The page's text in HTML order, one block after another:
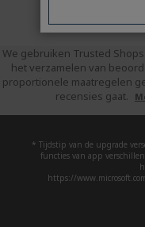
We gebruiken Trusted
het verzamelen van
proportionele maatregelen
recensies gaat.
* Tijdstip van de upgrade
functies van app
https://